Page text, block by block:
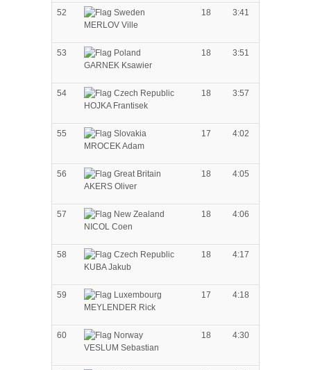
52
MERLOV Ville
18 3:41
53
GARNEK Ksawier
18 3:51
54
HOJKA Frantisek
18 3:57
55
MROCEK Adam
17 4:02
56
AKERS Oliver
18 4:05
57
NICOL Coen
18 4:06
58
KUBA Jakub
18 4:17
59
MEYLENDER Rick
17 4:18
60
VESLUM Sebastian
18 4:30